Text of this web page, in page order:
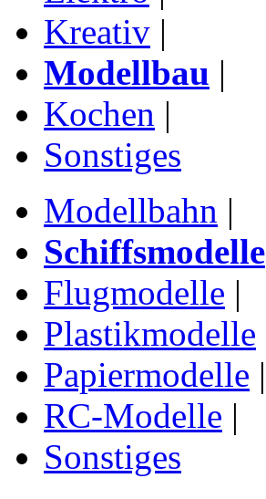
Kreativ |
Modellbau |
Kochen |
Sonstiges
Modellbahn |
Schiffsmodelle
Flugmodelle |
Plastikmodelle
Papiermodelle |
RC-Modelle |
Sonstiges